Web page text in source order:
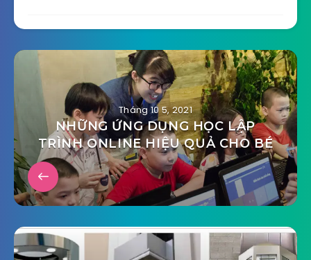
Tháng 10 5, 2021
NHỮNG ỨNG DỤNG HỌC LẬP
TRÌNH ONLINE HIỆU QUẢ CHO BÉ